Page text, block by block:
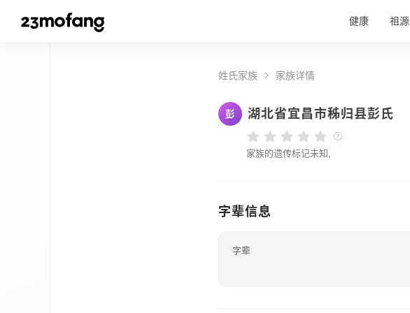
健康 祖源
姓氏家族 家族详情
彭 湖北省宜昌市秭归县彭氏
家族的遗传标记未知,
字辈信息
字辈